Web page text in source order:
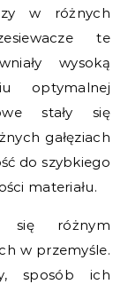
w różnych
te
wysoką
optymalnej
stały się
gałęziach
do szybkiego
materiału.
się różnym
w przemyśle.
sposób ich